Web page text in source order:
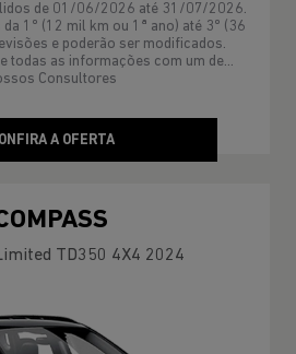
de 01/06/2026 até 31/07/2026.
1º (12 mil km ou 1ª ano) até 3º (36
e poderão ser modificados.
todas as informações com um de
Consultores
A OFERTA
TD350 4X4 2024